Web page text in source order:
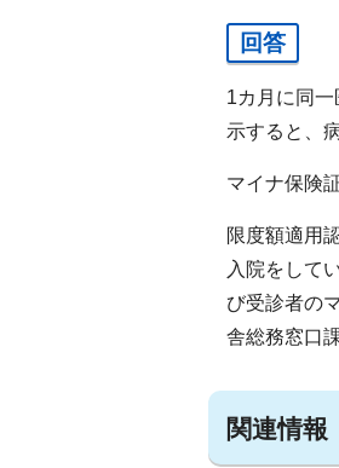
回答
1カ月に同
示すると、
マイナ保険
限度額適用
入院をして
び受診者の
舎総務窓口
関連情報